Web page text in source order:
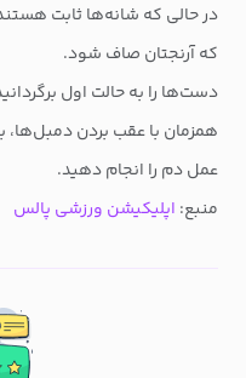
در حالی که شانه‌ها ثابت
که آرنجتان صاف شود.
دست‌ها را به حالت اول
همزمان با عقب بردن دمبل‌ها،
عمل دم را انجام دهید.
منبع: اپلیکیشن ورزشی پالس